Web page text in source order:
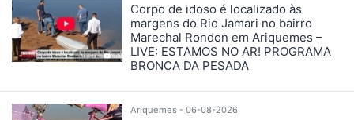
Corpo de idoso é localizado às
margens do Rio Jamari no bairro
Marechal Rondon em Ariquemes –
LIVE: ESTAMOS NO AR! PROGRAMA
BRONCA DA PESADA
Ariquemes - 06-08-2026